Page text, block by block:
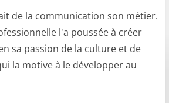
de la communication son métier.
l'a poussée à créer
sa passion de la culture et de
la motive à le développer au